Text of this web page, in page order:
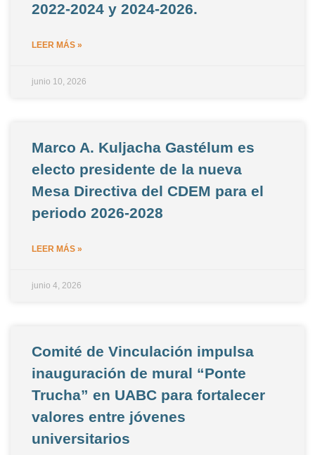
2022-2024 y 2024-2026.
LEER MÁS »
junio 10, 2026
Marco A. Kuljacha Gastélum es
electo presidente de la nueva
Mesa Directiva del CDEM para el
periodo 2026-2028
LEER MÁS »
junio 4, 2026
Comité de Vinculación impulsa
inauguración de mural “Ponte
Trucha” en UABC para fortalecer
valores entre jóvenes
universitarios